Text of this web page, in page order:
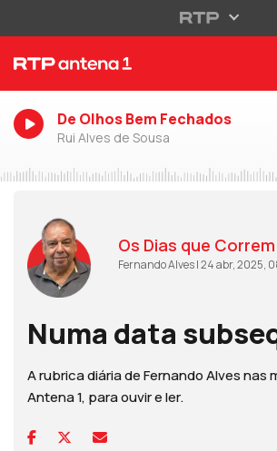
De Olhos Bem Fechados
Rui Alves de Sousa
Os Dias que Correm
Fernando Alves | 24 abr, 2025,
Numa data
A rubrica diária de Fernando Alves nas
Antena 1, para ouvir e ler.